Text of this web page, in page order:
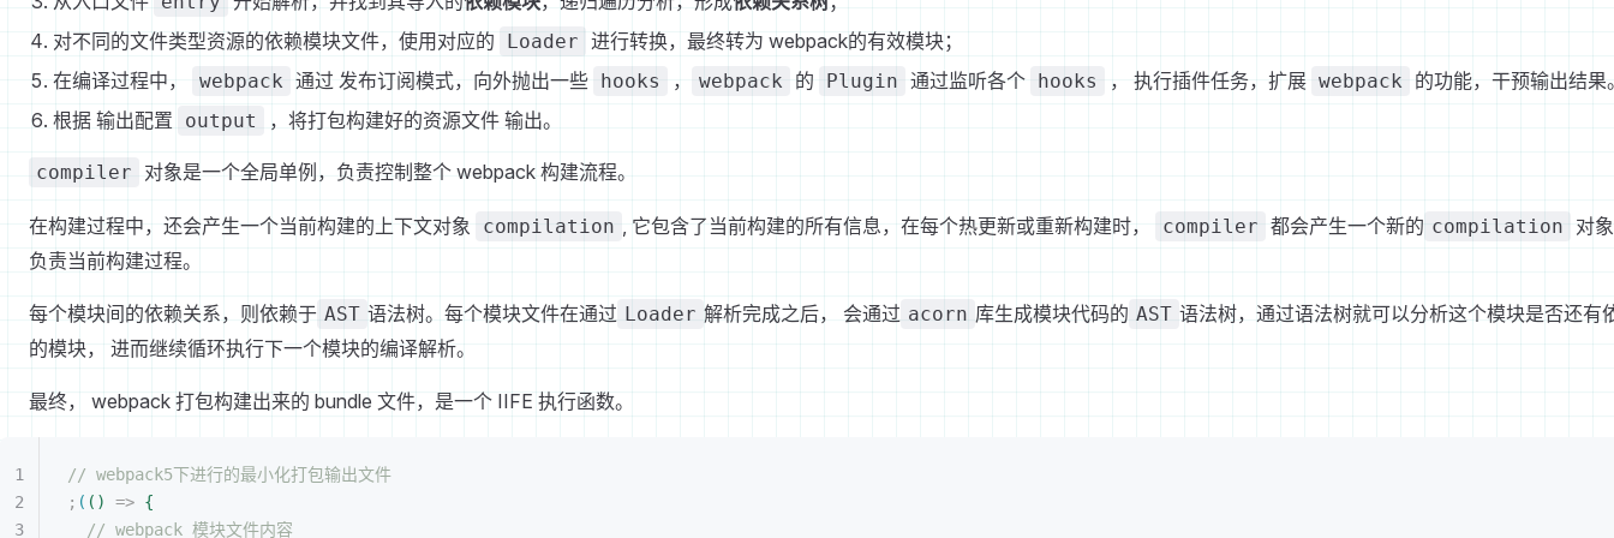
对不同的文件类型资源的依赖模块文件，使用对应的
Loader 进行转换，最终转为 webpack的有效模块；
在编译过程中，
webpack 通过 发布订阅模式，向外抛出一些 hooks ， webpack 的 Plugin 通过监听各个 hooks ， 执行插件任务，扩展 webpack
的功能，干预输出结果
根据 输出配置
output ，将打包构建好的资源文件 输出。
compiler 对象是一个全局单例，负责控制整个 webpack 构建流程。
在构建过程中，还会产生一个当前构建的上下文对象 compilation , 它包含了当前构建的所有信息，在每个热更新或重新构建时， compiler 都会产生一个新的 compilation
对
负责当前构建过程。
每个模块间的依赖关系，则依赖于 AST 语法树。每个模块文件在通过 Loader 解析完成之后， 会通过 acorn 库生成模块代码的 AST 语法树，通过语法树就可以分析这个模块是否还有
的模块， 进而继续循环执行下一个模块的编译解析。
最终， webpack 打包构建出来的 bundle 文件，是一个 IIFE 执行函数。
// webpack5下进行的最小化打包输出文件
; ( ( ) => {
// webpack 模块文件内容